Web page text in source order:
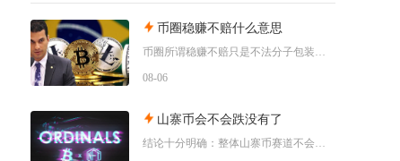
币圈稳赚不赔什么意思
币圈所谓稳赚不赔只是不法分子包装投资骗局的营销话术，加密货币市场本身不存在任何保本盈利的交
08-06
山寨币会不会跌没有了
结论十分明确：整体山寨币赛道不会全部跌至归零，但市场中长期会出现极端分化，绝大多数中小市值